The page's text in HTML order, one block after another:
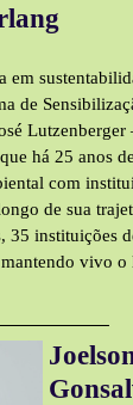
em
de
há 25 anos
com
de sua
35 instituições
vivo o